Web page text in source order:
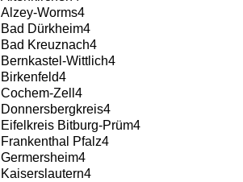
Alzey-Worms4
Bad Dürkheim4
Bad Kreuznach4
Bernkastel-Wittlich4
Birkenfeld4
Cochem-Zell 4
Donnersbergkreis4
Eifelkreis Bitburg-Prüm4
Frankenthal Pfalz4
Germersheim4
Kaiserslautern4